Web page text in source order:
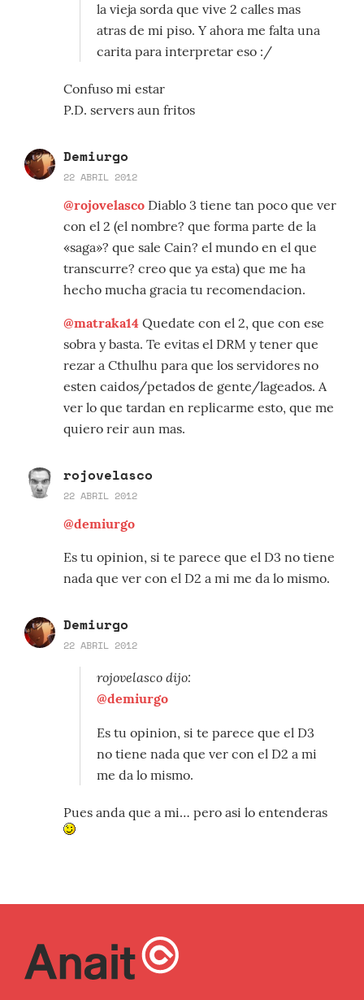
la vieja sorda que vive 2 calles mas
atras de mi piso. Y ahora me falta una
carita para interpretar eso :/
Confuso mi estar
P.D. servers aun fritos
Demiurgo
22 ABRIL 2012
@rojovelasco Diablo 3 tiene tan poco que ver
con el 2 (el nombre? que forma parte de la
«saga»? que sale Cain? el mundo en el que
transcurre? creo que ya esta) que me ha
hecho mucha gracia tu recomendacion.
@matraka14 Quedate con el 2, que con ese
sobra y basta. Te evitas el DRM y tener que
rezar a Cthulhu para que los servidores no
esten caidos/petados de gente/lageados. A
ver lo que tardan en replicarme esto, que me
quiero reir aun mas.
rojovelasco
22 ABRIL 2012
@demiurgo
Es tu opinion, si te parece que el D3 no tiene
nada que ver con el D2 a mi me da lo mismo.
Demiurgo
22 ABRIL 2012
rojovelasco dijo:
@demiurgo
Es tu opinion, si te parece que el D3
no tiene nada que ver con el D2 a mi
me da lo mismo.
Pues anda que a mi… pero asi lo entenderas